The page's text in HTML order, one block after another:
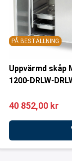
PÅ BESTÄLLNING
Uppvärmd skåp
1200-DRLW-
40 852,00 kr